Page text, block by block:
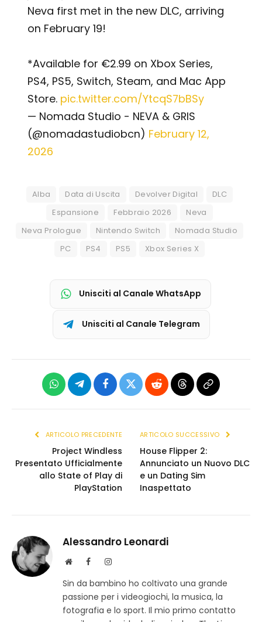
Neva first met in the new DLC, arriving
on February 19!
*Available for €2.99 on Xbox Series,
PS4, PS5, Switch, Steam, and Mac App
Store. pic.twitter.com/YtcqS7bBSy
— Nomada Studio - NEVA & GRIS
(@nomadastudiobcn) February 12,
2026
Alba Data di Uscita Devolver Digital
DLC
Espansione
Febbraio 2026
Neva
Neva Prologue
Nintendo Switch
Nomada Studio
PC
PS4 PS5 Xbox Series X
Unisciti al Canale WhatsApp
Unisciti al Canale Telegram
WhatsAppTelegramFacebook
X
RedditThreadsCopia
ARTICOLO PRECEDENTE
Project Windless
Presentato Ufficialmente
allo State of Play di
PlayStation
ARTICOLO SUCCESSIVO
House Flipper 2:
Annunciato un Nuovo DLC
e un Dating Sim
Inaspettato
Alessandro Leonardi
S
t
o
w
F
c
e
b
I
s
t
a
Sin da bambino ho coltivato una grande
passione per i videogiochi, la musica, la
fotografia e lo sport. Il mio primo contatto